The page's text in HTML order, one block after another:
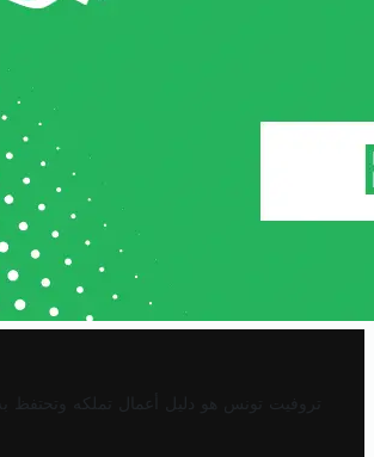
تروفيت تونس هو دليل أعمال تملكه وتحتفظ